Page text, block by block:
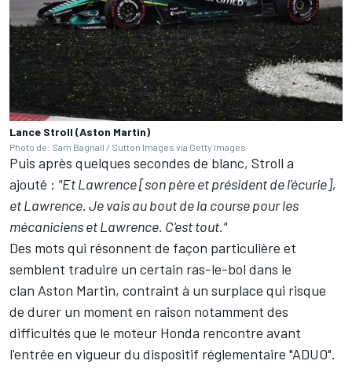
Lance Stroll (Aston Martin)
Photo de: Sam Bagnall / Sutton Images via Getty Images
Puis après quelques secondes de blanc, Stroll a
ajouté : "Et Lawrence [son père et président de l'écurie],
et Lawrence. Je vais au bout de la course pour les
mécaniciens et Lawrence. C'est tout."
Des mots qui résonnent de façon particulière et
semblent traduire un certain ras-le-bol dans le
clan Aston Martin, contraint à un surplace qui risque
de durer un moment en raison notamment des
difficultés que le moteur Honda rencontre avant
l'entrée en vigueur du dispositif réglementaire "ADUO".